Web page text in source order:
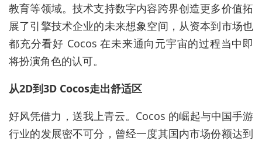
教育等领域。技术支持数字内容跨界创造更多价值拓
展了引擎技术企业的未来想象空间，从资本到市场也
都充分看好 Cocos 在未来通向元宇宙的过程当中即
将扮演角色的认可。
从2D到3D Cocos走出舒适区
好风凭借力，送我上青云。Cocos 的崛起与中国手游
行业的发展密不可分，曾经一度其国内市场份额达到